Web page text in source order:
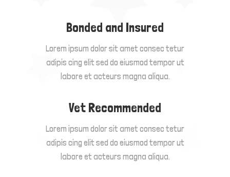
Bonded and Insured
Lorem ipsum dolor sit amet consec tetur
adipis cing elit sed do eiusmod tempor ut
labore et acteurs magna aliqua.
Vet Recommended
Lorem ipsum dolor sit amet consec tetur
adipis cing elit sed do eiusmod tempor ut
labore et acteurs magna aliqua.